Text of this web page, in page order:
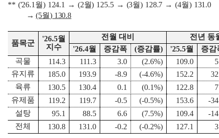
** ('26.1월) 124.1 → (2월) 125.5 → (3월) 128.7 →(4월) 131.0
→(5월) 130.8
품목군
'26.5월
지수
전월 대비
전년 동
'26.4월 증감폭 (증감률) '25.5월
증감
곡물
114.3 111.3 3.0 (2.6%) 109.0
유지류
185.0 193.9 -8.9 (-4.6%) 152.2
육류
130.5 130.4 0.1 (0.1%) 122.8
유제품
119.2 119.7 -0.5 (-0.5%) 153.6
-
설탕
95.1 88.5 6.6 (7.5%) 109.4
-
전체
130.8 131.0 -0.2 (-0.2%) 127.1